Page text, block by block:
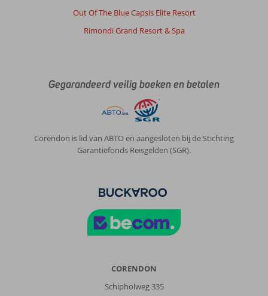
Out Of The Blue Capsis Elite Resort
Rimondi Grand Resort & Spa
Gegarandeerd veilig boeken en betalen
Corendon is lid van ABTO en aangesloten bij de Stichting
Garantiefonds Reisgelden (SGR).
CORENDON
Schipholweg 335